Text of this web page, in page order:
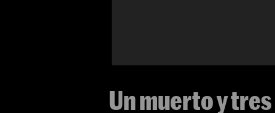
Un muerto y